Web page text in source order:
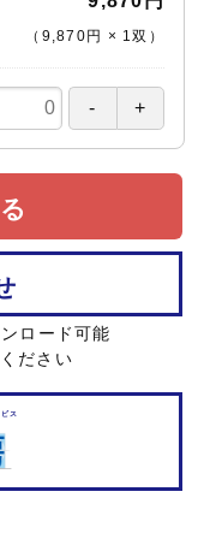
（ 9,870円 × 1双 ）
ス
ロード可能
ださい